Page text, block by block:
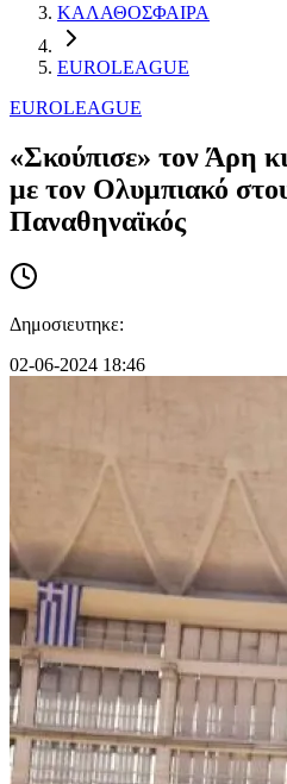
ΚΑΛΑΘΟΣΦΑΙΡΑ
EUROLEAGUE
EUROLEAGUE
«Σκούπισε» τον Άρη
με τον Ολυμπιακό
Παναθηναϊκός
Δημοσιευτηκε:
02-06-2024 18:46